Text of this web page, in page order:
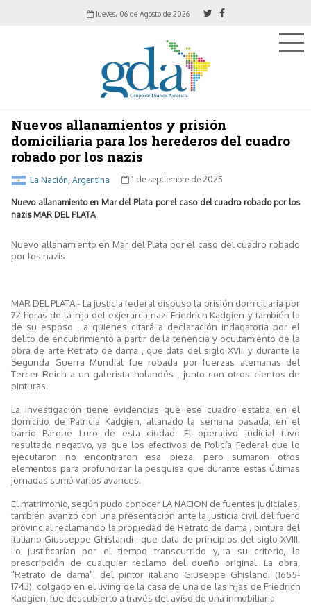
Jueves, 06 de Agosto de 2026
Nuevos allanamientos y prisión
domiciliaria para los herederos del cuadro
robado por los nazis
La Nación, Argentina 1 de septiembre de 2025
Nuevo allanamiento en Mar del Plata por el caso del cuadro robado por los
nazis MAR DEL PLATA
Nuevo allanamiento en Mar del Plata por el caso del cuadro robado
por los nazis
MAR DEL PLATA.- La justicia federal dispuso la prisión domiciliaria por
72 horas de la hija del exjerarca nazi Friedrich Kadgien y también la
de su esposo , a quienes citará a declaración indagatoria por el
delito de encubrimiento a partir de la tenencia y ocultamiento de la
obra de arte Retrato de dama , que data del siglo XVIII y durante la
Segunda Guerra Mundial fue robada por fuerzas alemanas del
Tercer Reich a un galerista holandés , junto con otros cientos de
pinturas.
La investigación tiene evidencias que ese cuadro estaba en el
domicilio de Patricia Kadgien, allanado la semana pasada, en el
barrio Parque Luro de esta ciudad. El operativo judicial tuvo
resultado negativo, ya que los efectivos de Policía Federal que lo
ejecutaron no encontraron esa pieza, pero sumaron otros
elementos para profundizar la pesquisa que durante estas últimas
jornadas sumó varios avances.
El matrimonio, según pudo conocer LA NACION de fuentes judiciales,
también avanzó con una presentación ante la justicia civil del fuero
provincial reclamando la propiedad de Retrato de dama , pintura del
italiano Giusseppe Ghislandi , que data de principios del siglo XVIII.
Lo justificarían por el tiempo transcurrido y, a su criterio, la
prescripción de cualquier reclamo del dueño original. La obra,
"Retrato de dama", del pintor italiano Giuseppe Ghislandi (1655-
1743), colgado en el living de la casa de una de las hijas de Friedrich
Kadgien, fue descubierto a través del aviso de una inmobiliaria